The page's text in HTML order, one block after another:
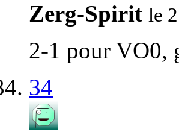
Zerg-Spirit le
2-1 pour VO0,
34